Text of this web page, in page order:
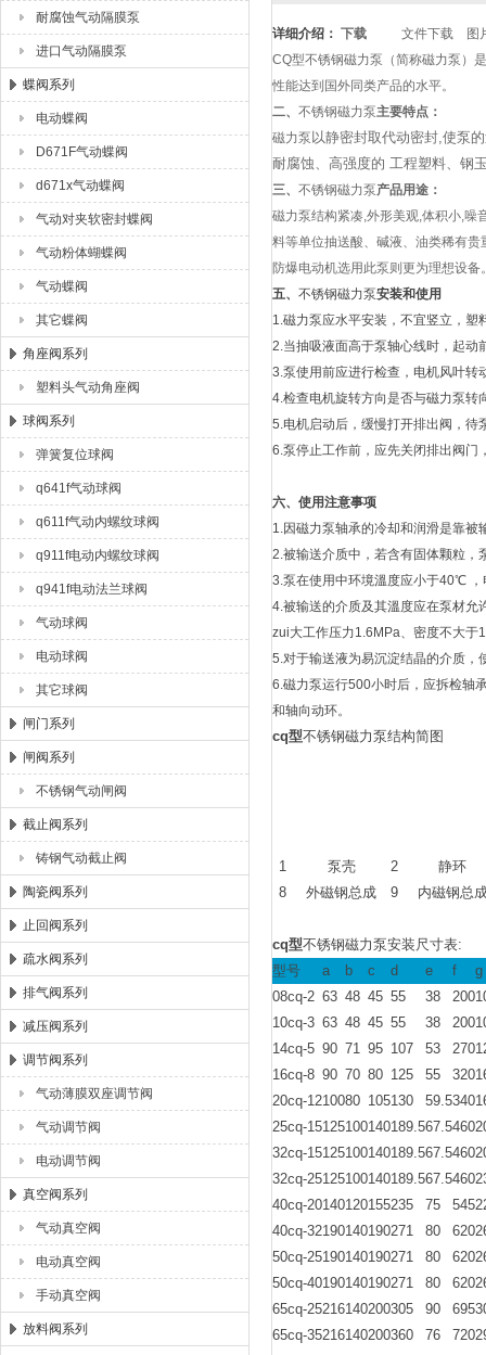
耐腐蚀气动隔膜泵
进口气动隔膜泵
蝶阀系列
电动蝶阀
D671F气动蝶阀
d671x气动蝶阀
气动对夹软密封蝶阀
气动粉体蝴蝶阀
气动蝶阀
其它蝶阀
角座阀系列
塑料头气动角座阀
球阀系列
弹簧复位球阀
q641f气动球阀
q611f气动内螺纹球阀
q911f电动内螺纹球阀
q941f电动法兰球阀
气动球阀
电动球阀
其它球阀
闸门系列
闸阀系列
不锈钢气动闸阀
截止阀系列
铸钢气动截止阀
陶瓷阀系列
止回阀系列
疏水阀系列
排气阀系列
减压阀系列
调节阀系列
气动薄膜双座调节阀
气动调节阀
电动调节阀
真空阀系列
气动真空阀
电动真空阀
手动真空阀
放料阀系列
详细介绍： 下载 文件下载
图
CQ型不锈钢磁力泵 （简称磁力泵 ）
性能达到国外同类产品的水平。
二、 不锈钢磁力泵主要特点：
磁力泵 以静密封取代动密封,使泵
耐腐蚀、高强度的 工程塑料、钢
三、 不锈钢磁力泵产品用途：
磁力泵结构紧凑,外形美观,体积小,噪
料等单位抽送酸、碱液、油类稀有
防爆电动机选用此泵则更为理想设备
五、 不锈钢磁力泵安装和使用
1.磁力泵应水平安装，不宜竖立，
2.当抽吸液面高于泵轴心线时，起动
3.泵使用前应进行检查，电机风叶转
4.检查电机旋转方向是否与磁力泵转
5.电机启动后，缓慢打开排出阀，待
6.泵停止工作前，应先关闭排出阀门
六、使用注意事项
1.因磁力泵轴承的冷却和润滑是靠
2.被输送介质中，若含有固体颗粒，
3.泵在使用中环境溫度应小于40℃
4.被输送的介质及其溫度应在泵材
zui大工作压力1.6MPa、密度不大于
5.对于输送液为易沉淀结晶的介质，
6.磁力泵运行500小时后，应拆检轴
和轴向动环。
cq型不锈钢磁力泵结构简图
1 泵壳 2
静环
8
外磁钢总成 9 内磁钢总
cq型不锈钢磁力泵安装尺寸表:
型号
a b c d e f
g
08cq-2 63 48 45 55 38 200
10cq-3 63 48 45 55 38 200
14cq-5 90 71 95 107 53 270
16cq-8 90 70 80 125 55 320
20cq-1210080 105130 59.5340
25cq-15125100140189.567.5460
32cq-15125100140189.567.5460
32cq-25125100140189.567.5460
40cq-20140120155235 75 545
40cq-32190140190271 80 620
50cq-25190140190271 80 620
50cq-40190140190271 80 620
65cq-25216140200305 90 695
65cq-35216140200360 76 720